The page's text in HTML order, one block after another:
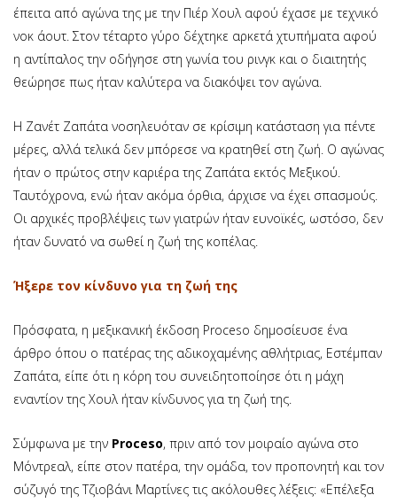
έπειτα από αγώνα της με την Πιέρ Χουλ αφού έχασε με τεχνικό
νοκ άουτ. Στον τέταρτο γύρο δέχτηκε αρκετά χτυπήματα αφού
η αντίπαλος την οδήγησε στη γωνία του ρινγκ και ο διαιτητής
θεώρησε πως ήταν καλύτερα να διακόψει τον αγώνα.
Η Ζανέτ Ζαπάτα νοσηλευόταν σε κρίσιμη κατάσταση για πέντε
μέρες, αλλά τελικά δεν μπόρεσε να κρατηθεί στη ζωή. Ο αγώνας
ήταν ο πρώτος στην καριέρα της Ζαπάτα εκτός Μεξικού.
Ταυτόχρονα, ενώ ήταν ακόμα όρθια, άρχισε να έχει σπασμούς.
Οι αρχικές προβλέψεις των γιατρών ήταν ευνοϊκές, ωστόσο, δεν
ήταν δυνατό να σωθεί η ζωή της κοπέλας.
Ήξερε τον κίνδυνο για τη ζωή της
Πρόσφατα, η μεξικανική έκδοση Proceso δημοσίευσε ένα
άρθρο όπου ο πατέρας της αδικοχαμένης αθλήτριας, Εστέμπαν
Ζαπάτα, είπε ότι η κόρη του συνειδητοποίησε ότι η μάχη
εναντίον της Χουλ ήταν κίνδυνος για τη ζωή της.
Σύμφωνα με την Proceso, πριν από τον μοιραίο αγώνα στο
Μόντρεαλ, είπε στον πατέρα, την ομάδα, τον προπονητή και τον
σύζυγό της Τζιοβάνι Μαρτίνες τις ακόλουθες λέξεις: «Επέλεξα